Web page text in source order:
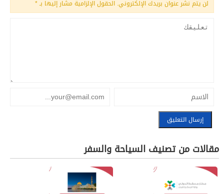
لن يتم نشر عنوان بريدك الإلكتروني. الحقول الإلزامية مشار إليها بـ*
مقالات من تصنيف السياحة والسفر